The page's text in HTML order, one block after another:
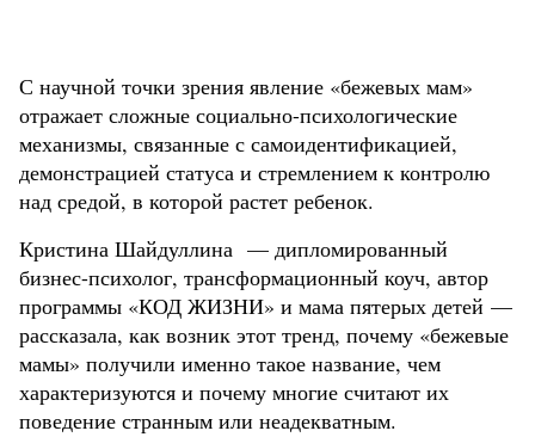
С научной точки зрения явление «бежевых мам»
отражает сложные социально-психологические
механизмы, связанные с самоидентификацией,
демонстрацией статуса и стремлением к контролю
над средой, в которой растет ребенок.
Кристина Шайдуллина — дипломированный
бизнес-психолог, трансформационный коуч, автор
программы «КОД ЖИЗНИ» и мама пятерых детей —
рассказала, как возник этот тренд, почему «бежевые
мамы» получили именно такое название, чем
характеризуются и почему многие считают их
поведение странным или неадекватным.